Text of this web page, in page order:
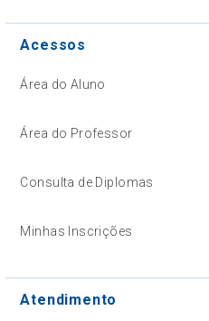
Acessos
Área do Aluno
Área do Professor
Consulta de Diplomas
Minhas Inscrições
Atendimento